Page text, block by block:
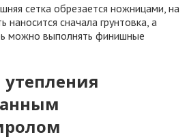
сетка обрезается ножницами, на
наносится сначала грунтовка, а
можно выполнять финишные
утепления